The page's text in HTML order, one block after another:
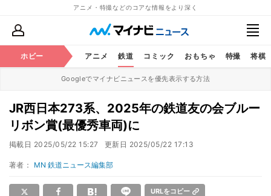
アニメ・特撮などのコアな情報をより深く
ホビー アニメ 鉄道 コミック おもちゃ 特撮 将棋
Googleでマイナビニュースを優先表示する方法
JR西日本273系、2025年の鉄道友の会ブルー
リボン賞(最優秀車両)に
掲載日 2025/05/22 15:27 更新日 2025/05/22 17:13
著者： MN 鉄道ニュース編集部
URLをコピー